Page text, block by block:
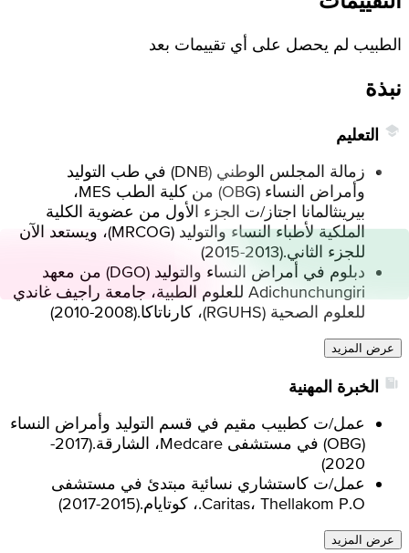
الطبيب لم يحصل على أي تقييمات بعد
نبذة
التعليم
زمالة المجلس الوطني (DNB) في طب التوليد
وأمراض النساء (OBG) من كلية الطب MES،
بيرينثالمانا اجتاز/ت الجزء الأول من عضوية الكلية
الملكية لأطباء النساء والتوليد (MRCOG)، ويستعد الآن
للجزء الثاني.(
2013-2015
)
دبلوم في أمراض النساء والتوليد (DGO) من معهد
Adichunchungiri للعلوم الطبية، جامعة راجيف غاندي
للعلوم الصحية (RGUHS)، كارناتاكا.
(
2008-2010
)
عرض المزيد
الخبرة المهنية
عمل/ت كطبيب مقيم في قسم التوليد وأمراض النساء
(OBG) في مستشفى Medcare، الشارقة.
(
2017-
2020
)
عمل/ت كاستشاري نسائية مبتدئ في مستشفى
Caritas، Thellakom P.O.، كوتايام.
(
2015-2017
)
عرض المزيد